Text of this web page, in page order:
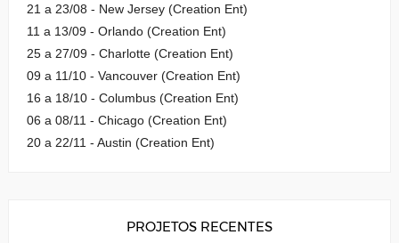
21 a 23/08 - New Jersey (Creation Ent)
11 a 13/09 - Orlando (Creation Ent)
25 a 27/09 - Charlotte (Creation Ent)
09 a 11/10 - Vancouver (Creation Ent)
16 a 18/10 - Columbus (Creation Ent)
06 a 08/11 - Chicago (Creation Ent)
20 a 22/11 - Austin (Creation Ent)
PROJETOS RECENTES